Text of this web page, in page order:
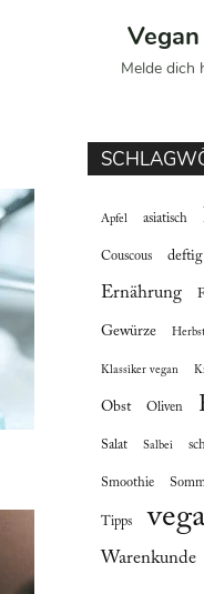
Melde dich
Apfel asiatisch
Couscous deftig
Ernährung
Gewürze Herbst
Klassiker vegan
Obst Oliven
Salat Salbei
Smoothie
Tipps
Warenkunde